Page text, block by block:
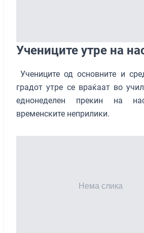
Учениците утре на
Учениците од основните и
градот утре се враќаат во
еднонеделен прекин на
временските неприлики.